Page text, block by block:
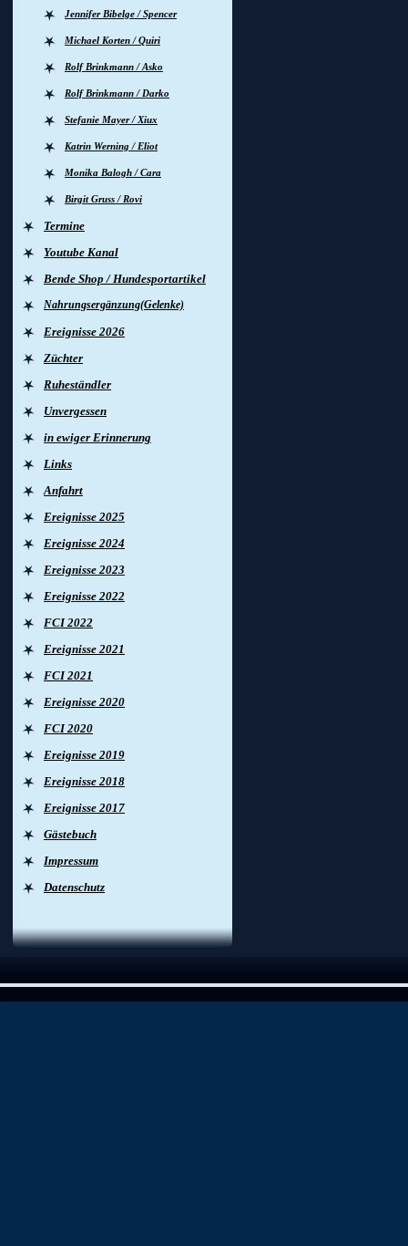
Jennifer Bibelge / Spencer
Michael Korten / Quiri
Rolf Brinkmann / Asko
Rolf Brinkmann / Darko
Stefanie Mayer / Xiux
Katrin Werning / Eliot
Monika Balogh / Cara
Birgit Gruss / Rovi
Termine
Youtube Kanal
Bende Shop / Hundesportartikel
Nahrungsergänzung(Gelenke)
Ereignisse 2026
Züchter
Ruheständler
Unvergessen
in ewiger Erinnerung
Links
Anfahrt
Ereignisse 2025
Ereignisse 2024
Ereignisse 2023
Ereignisse 2022
FCI 2022
Ereignisse 2021
FCI 2021
Ereignisse 2020
FCI 2020
Ereignisse 2019
Ereignisse 2018
Ereignisse 2017
Gästebuch
Impressum
Datenschutz